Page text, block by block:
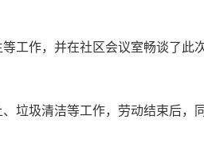
工作，并在社区会议室畅谈了此
垃圾清洁等工作，劳动结束后，